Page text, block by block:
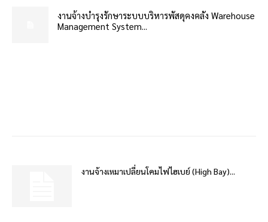
งานจ้างบำรุงรักษาระบบบริหารพัสดุคงคลัง Warehouse
Management System...
งานจ้างเหมาเปลี่ยนโคมไฟไฮเบย์ (High Bay)...